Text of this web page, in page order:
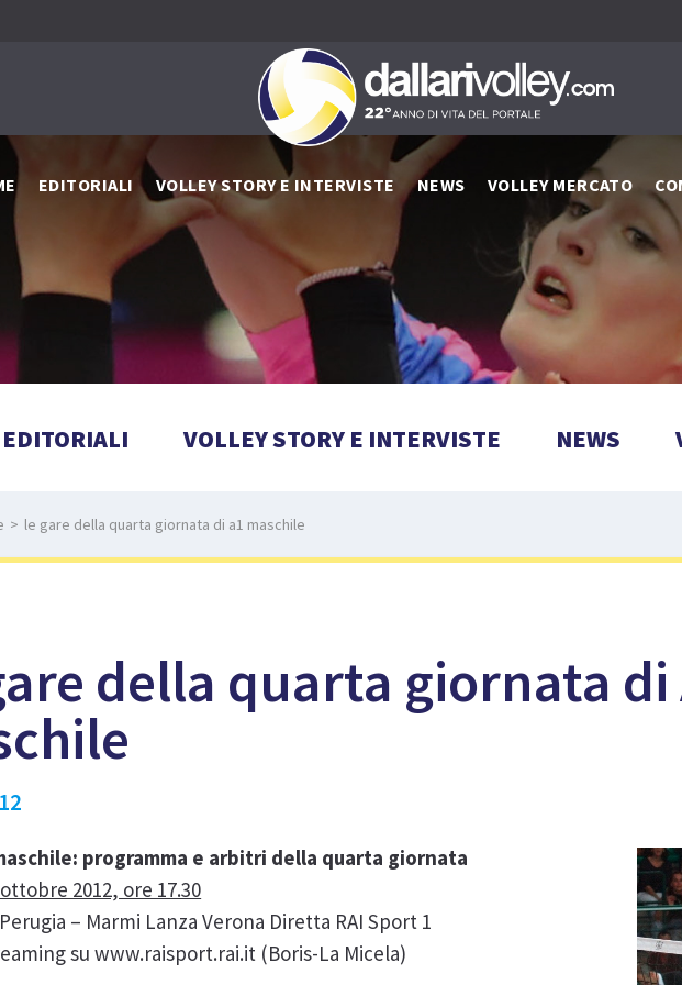
EDITORIALI VOLLEY STORY E INTERVISTE NEWS VOLLEY MERCATO
EDITORIALI VOLLEY STORY E INTERVISTE NEWS
> le gare della quarta giornata di a1 maschile
della quarta giornata di
programma e arbitri della quarta giornata
2012, ore 17.30
– Marmi Lanza Verona Diretta RAI Sport 1
su www.raisport.rai.it (Boris-La Micela)